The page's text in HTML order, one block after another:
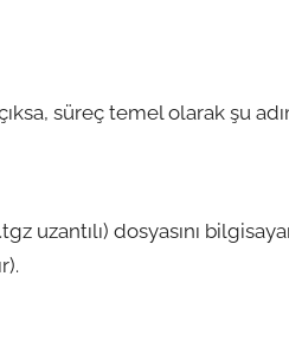
süreç temel olarak şu
uzantılı) dosyasını